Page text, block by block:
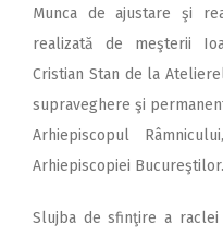
Munca de ajustare şi
realizată de meşterii
Cristian Stan de la
supraveghere şi
Arhiepiscopul
Arhiepiscopiei Bucureştilor.
Slujba de sfinţire a